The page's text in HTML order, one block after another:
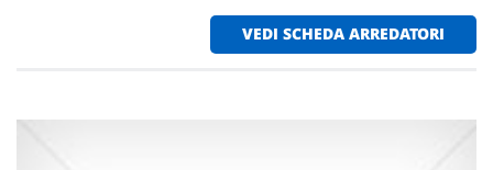
VEDI SCHEDA ARREDATORI